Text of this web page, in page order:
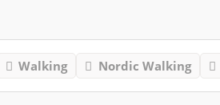
Walking Nordic Walking